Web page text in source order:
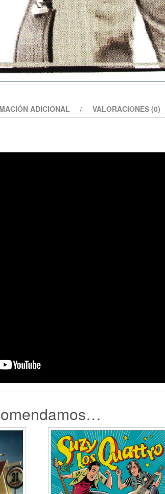
ADICIONAL VALORACIONES (0)